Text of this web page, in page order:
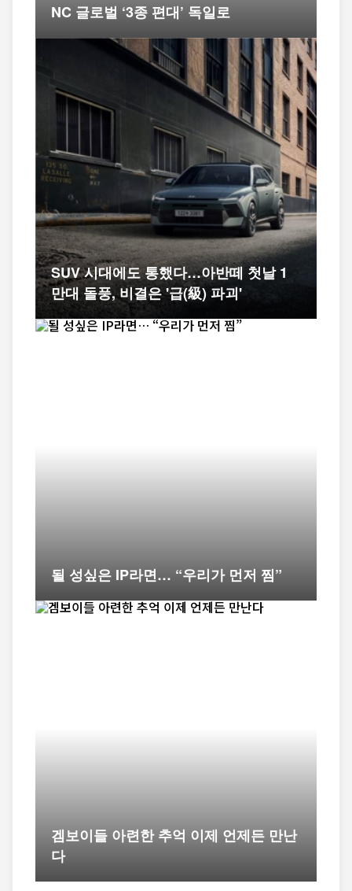
NC 글로벌 ‘3종 편대’ 독일로
SUV 시대에도 통했다…아반떼 첫날 1
만대 돌풍, 비결은 '급(級) 파괴'
될 성싶은 IP라면… “우리가 먼저 찜”
겜보이들 아련한 추억 이제 언제든 만난
다